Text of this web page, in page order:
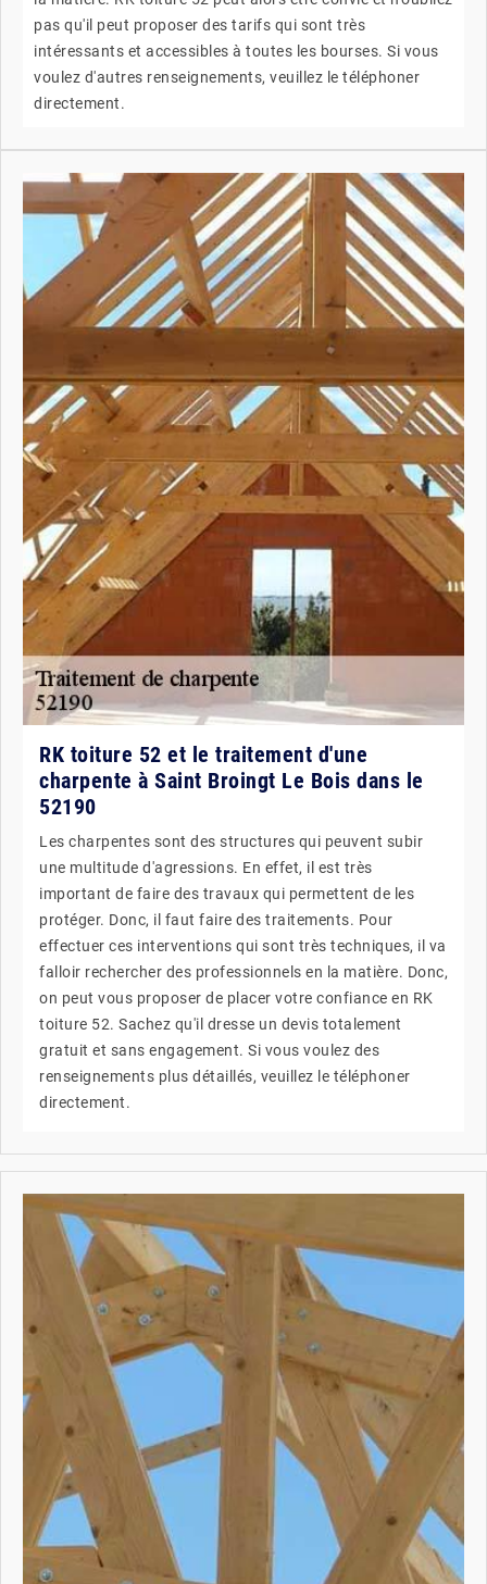
pas qu'il peut proposer des tarifs qui sont très
intéressants et accessibles à toutes les bourses. Si vous
voulez d'autres renseignements, veuillez le téléphoner
directement.
RK toiture 52 et le traitement d'une
charpente à Saint Broingt Le Bois dans le
52190
Les charpentes sont des structures qui peuvent subir
une multitude d'agressions. En effet, il est très
important de faire des travaux qui permettent de les
protéger. Donc, il faut faire des traitements. Pour
effectuer ces interventions qui sont très techniques, il va
falloir rechercher des professionnels en la matière. Donc,
on peut vous proposer de placer votre confiance en RK
toiture 52. Sachez qu'il dresse un devis totalement
gratuit et sans engagement. Si vous voulez des
renseignements plus détaillés, veuillez le téléphoner
directement.